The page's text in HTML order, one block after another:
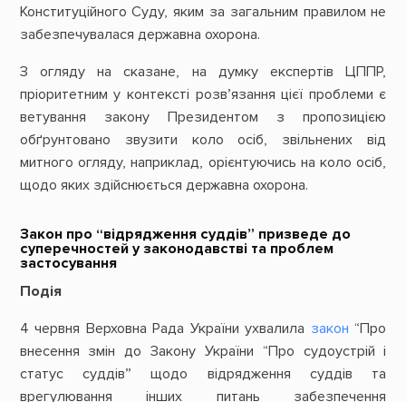
Конституційного Суду, яким за загальним правилом не
забезпечувалася державна охорона.
З огляду на сказане, на думку експертів ЦППР,
пріоритетним у контексті розв’язання цієї проблеми є
ветування закону Президентом з пропозицією
обґрунтовано звузити коло осіб, звільнених від
митного огляду, наприклад, орієнтуючись на коло осіб,
щодо яких здійснюється державна охорона.
Закон про “відрядження суддів” призведе до
суперечностей у законодавстві та проблем
застосування
Подія
4 червня Верховна Рада України ухвалила закон “Про
внесення змін до Закону України “Про судоустрій і
статус суддів” щодо відрядження суддів та
врегулювання інших питань забезпечення